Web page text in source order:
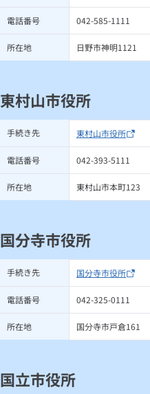
電話番号 042-585-1111
所在地 日野市神明1121
東村山市役所
手続き先 東村山市役所
電話番号 042-393-5111
所在地 東村山市本町123
国分寺市役所
手続き先 国分寺市役所
電話番号 042-325-0111
所在地 国分寺市戸倉161
国立市役所